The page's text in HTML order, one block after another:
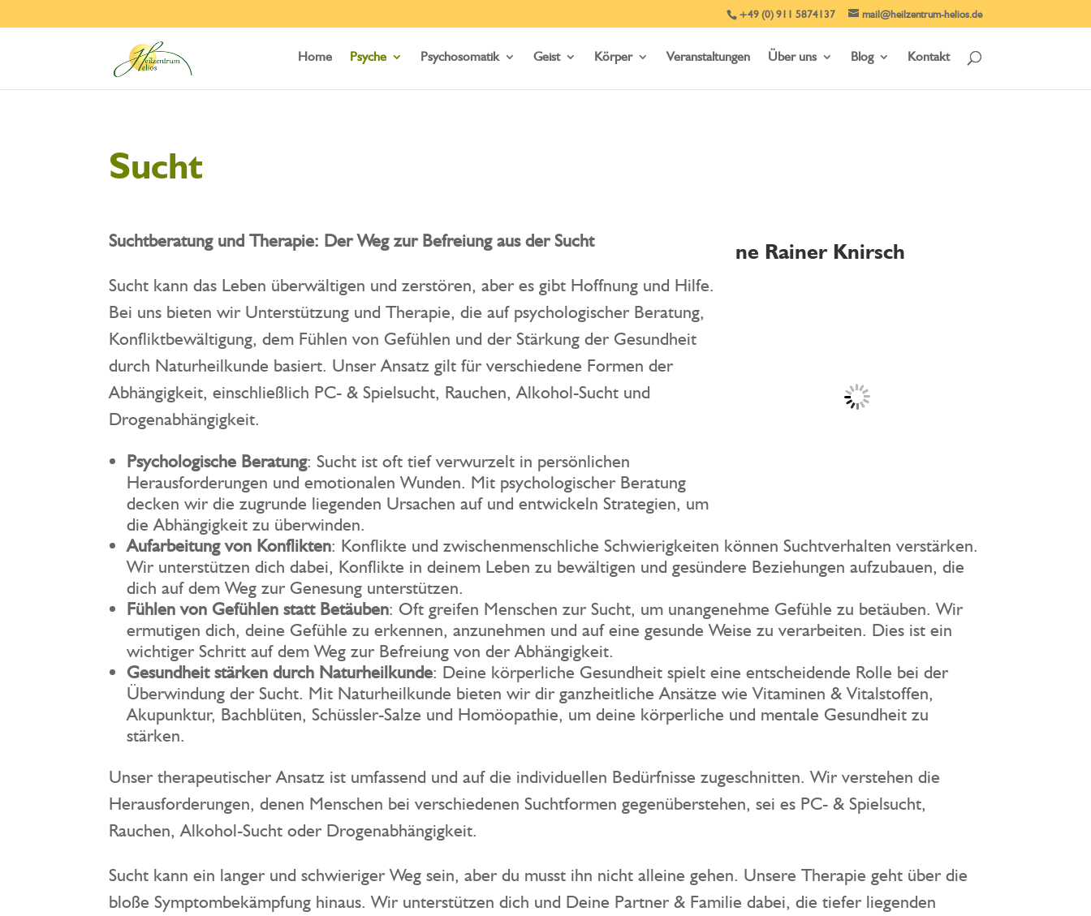
+49 (0) 911 5874137 mail@heilzentrum-helios.de
Home Psyche Psychosomatik Geist Körper Veranstaltungen Über uns Blog Kontakt
Sucht
ne Rainer Knirsch
Suchtberatung und Therapie: Der Weg zur Befreiung aus der Sucht
Sucht kann das Leben überwältigen und zerstören, aber es gibt Hoffnung und Hilfe.
Bei uns bieten wir Unterstützung und Therapie, die auf psychologischer Beratung,
Konfliktbewältigung, dem Fühlen von Gefühlen und der Stärkung der Gesundheit
durch Naturheilkunde basiert. Unser Ansatz gilt für verschiedene Formen der
Abhängigkeit, einschließlich PC- & Spielsucht, Rauchen, Alkohol-Sucht und
Drogenabhängigkeit.
Psychologische Beratung: Sucht ist oft tief verwurzelt in persönlichen
Herausforderungen und emotionalen Wunden. Mit psychologischer Beratung
decken wir die zugrunde liegenden Ursachen auf und entwickeln Strategien, um
die Abhängigkeit zu überwinden.
Aufarbeitung von Konflikten: Konflikte und zwischenmenschliche Schwierigkeiten können Suchtverhalten verstärken.
Wir unterstützen dich dabei, Konflikte in deinem Leben zu bewältigen und gesündere Beziehungen aufzubauen, die
dich auf dem Weg zur Genesung unterstützen.
Fühlen von Gefühlen statt Betäuben: Oft greifen Menschen zur Sucht, um unangenehme Gefühle zu betäuben. Wir
ermutigen dich, deine Gefühle zu erkennen, anzunehmen und auf eine gesunde Weise zu verarbeiten. Dies ist ein
wichtiger Schritt auf dem Weg zur Befreiung von der Abhängigkeit.
Gesundheit stärken durch Naturheilkunde: Deine körperliche Gesundheit spielt eine entscheidende Rolle bei der
Überwindung der Sucht. Mit Naturheilkunde bieten wir dir ganzheitliche Ansätze wie Vitaminen & Vitalstoffen,
Akupunktur, Bachblüten, Schüssler-Salze und Homöopathie, um deine körperliche und mentale Gesundheit zu
stärken.
Unser therapeutischer Ansatz ist umfassend und auf die individuellen Bedürfnisse zugeschnitten. Wir verstehen die
Herausforderungen, denen Menschen bei verschiedenen Suchtformen gegenüberstehen, sei es PC- & Spielsucht,
Rauchen, Alkohol-Sucht oder Drogenabhängigkeit.
Sucht kann ein langer und schwieriger Weg sein, aber du musst ihn nicht alleine gehen. Unsere Therapie geht über die
bloße Symptombekämpfung hinaus. Wir unterstützen dich und Deine Partner & Familie dabei, die tiefer liegenden